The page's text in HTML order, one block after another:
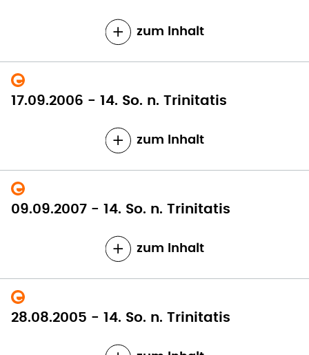
zum Inhalt
17.09.2006 - 14. So. n. Trinitatis
zum Inhalt
09.09.2007 - 14. So. n. Trinitatis
zum Inhalt
28.08.2005 - 14. So. n. Trinitatis